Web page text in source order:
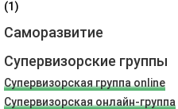
(1)
Саморазвитие
Супервизорские группы
Супервизорская группа online
Супервизорская онлайн-группа